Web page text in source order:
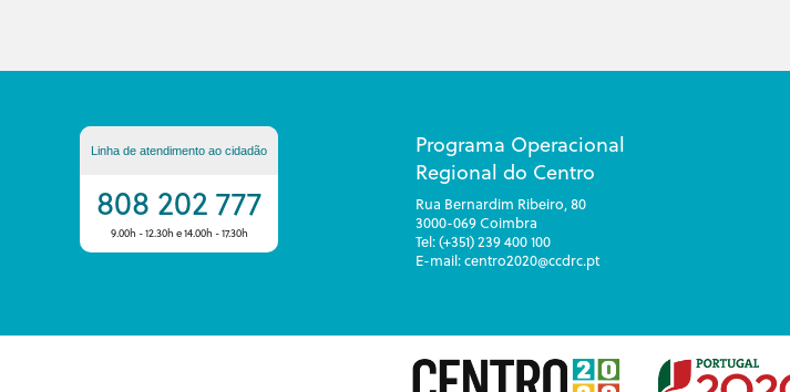
Linha de atendimento ao cidadão
808 202 777
9.00h - 12.30h e 14.00h - 17.30h
Programa Operacional
Regional do Centro
Rua Bernardim Ribeiro, 80
3000-069 Coimbra
Tel: (+351) 239 400 100
E-mail: centro2020@ccdrc.pt